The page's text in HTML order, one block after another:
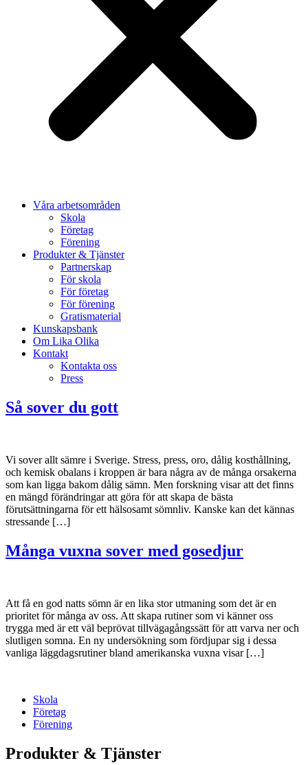
Våra arbetsområden
Skola
Företag
Förening
Produkter & Tjänster
Partnerskap
För skola
För företag
För förening
Gratismaterial
Kunskapsbank
Om Lika Olika
Kontakt
Kontakta oss
Press
Så sover du gott
Vi sover allt sämre i Sverige. Stress, press, oro, dålig kosthållning,
och kemisk obalans i kroppen är bara några av de många orsakerna
som kan ligga bakom dålig sämn. Men forskning visar att det finns
en mängd förändringar att göra för att skapa de bästa
förutsättningarna för ett hälsosamt sömnliv. Kanske kan det kännas
stressande […]
Många vuxna sover med gosedjur
Att få en god natts sömn är en lika stor utmaning som det är en
prioritet för många av oss. Att skapa rutiner som vi känner oss
trygga med är ett väl beprövat tillvägagångssätt för att varva ner och
slutligen somna. En ny undersökning som fördjupar sig i dessa
vanliga läggdagsrutiner bland amerikanska vuxna visar […]
Skola
Företag
Förening
Produkter & Tjänster